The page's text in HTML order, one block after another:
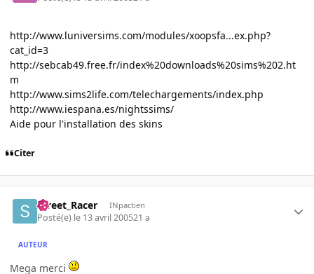
http://www.luniversims.com/modules/xoopsfa...ex.php?
cat_id=3
http://sebcab49.free.fr/index%20downloads%20sims%202.ht
m
http://www.sims2life.com/telechargements/index.php
http://www.iespana.es/nightssims/
Aide pour l'installation des skins
Citer
Street_Racer INpactien
Posté(e) le 13 avril 200521 a
AUTEUR
Mega merci